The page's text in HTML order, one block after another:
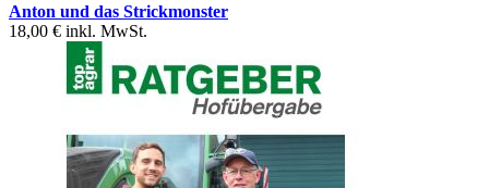
Anton und das Strickmonster
18,00 € inkl. MwSt.